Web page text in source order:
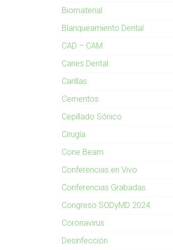
Biomaterial
Blanqueamiento Dental
CAD – CAM
Caries Dental
Carillas
Cementos
Cepillado Sónico
Cirugía
Cone Beam
Conferencias en Vivo
Conferencias Grabadas
Congreso SODyMD 2024
Coronavirus
Desinfección